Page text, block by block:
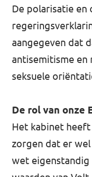
De polarisatie en
aangegeven dat
antisemitisme en
seksuele
De rol van onze
Het kabinet heeft
zorgen dat er
wet eigenstandig